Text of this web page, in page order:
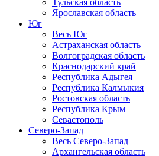
Тульская область
Ярославская область
Юг
Весь Юг
Астраханская область
Волгоградская область
Краснодарский край
Республика Адыгея
Республика Калмыкия
Ростовская область
Республика Крым
Севастополь
Северо-Запад
Весь Северо-Запад
Архангельская область